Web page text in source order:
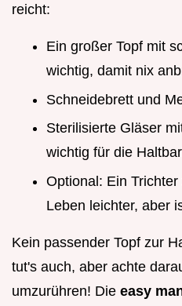
reicht:
Ein großer Topf mit
wichtig, damit nix
Schneidebrett und
Sterilisierte Gläser
wichtig für die
Optional: Ein
Leben leichter, aber
Kein passender Topf zur
tut's auch, aber achte
umzurühren! Die easy